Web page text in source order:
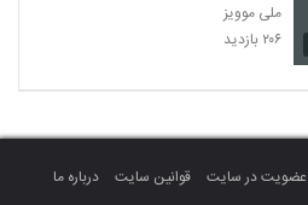
ملی موویز
۲۰۶ بازدید
عضویت در سایت قوانین سایت
درباره ما